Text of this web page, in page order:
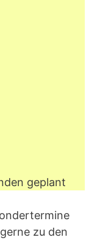
geplant
zu den